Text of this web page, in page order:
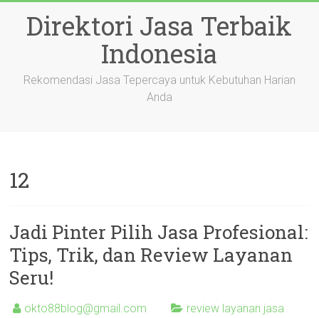
contentDirektori Jasa Terbaik
Indonesia
Rekomendasi Jasa Tepercaya untuk Kebutuhan Harian
Anda
12
Jadi Pinter Pilih Jasa Profesional:
Tips, Trik, dan Review Layanan
Seru!
okto88blog@gmail.com review layanan jasa